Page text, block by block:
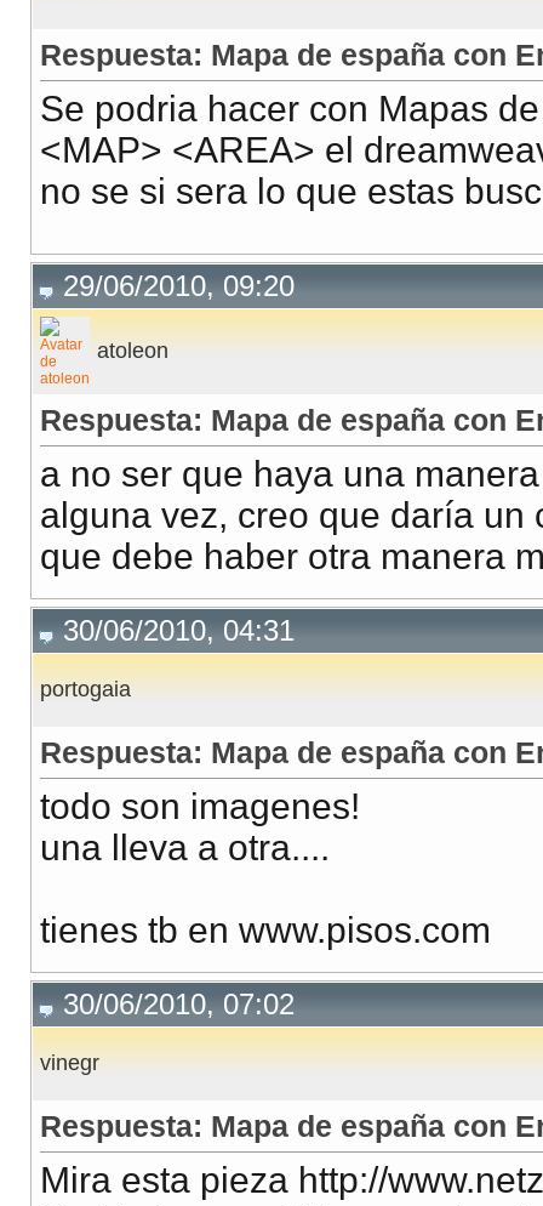
Respuesta: Mapa de españa con
Se podria hacer con Mapas
<MAP> <AREA> el
no se si sera lo que estas
29/06/2010, 09:20
atoleon
Respuesta: Mapa de españa con
a no ser que haya una
alguna vez, creo que daría
que debe haber otra manera
30/06/2010, 04:31
portogaia
Respuesta: Mapa de españa con
todo son imagenes!
una lleva a otra....
tienes tb en www.pisos.com
30/06/2010, 07:02
vinegr
Respuesta: Mapa de españa con
Mira esta pieza http://